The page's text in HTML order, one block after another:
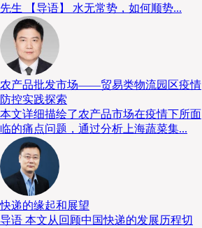
先生 【导语】 水无常势，如何顺势...
农产品批发市场——贸易类物流园区疫情
防控实践探索
本文详细描绘了农产品市场在疫情下所面
临的痛点问题，通过分析上海蔬菜集...
快递的缘起和展望
导语 本文从回顾中国快递的发展历程切